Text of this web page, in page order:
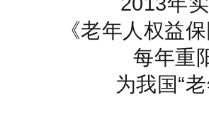
《老年人权益
每年重
为我国“